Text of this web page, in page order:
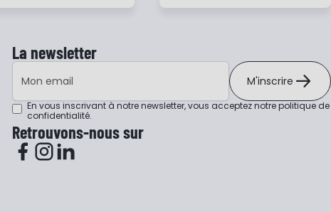
La newsletter
Adresse e-mail
M'inscrire
En vous inscrivant à notre newsletter, vous acceptez notrepolitique de
confidentialité.
Retrouvons-nous sur